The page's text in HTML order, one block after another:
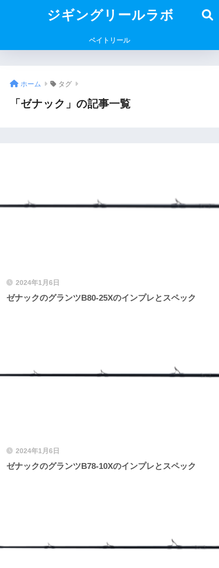
ジギングリールラボ
ベイトリール
ホーム タグ
「ゼナック」の記事一覧
2024年1月6日
ゼナックのグランツB80-25Xのインプレとスペック
2024年1月6日
ゼナックのグランツB78-10Xのインプレとスペック